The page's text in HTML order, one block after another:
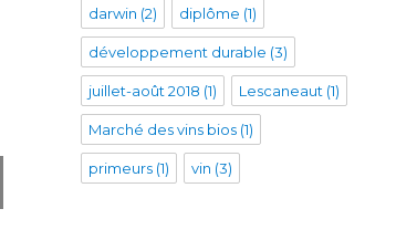
darwin (2) diplôme (1)
développement durable (3)
juillet-août 2018 (1) Lescaneaut (1)
Marché des vins bios (1)
primeurs (1) vin (3)